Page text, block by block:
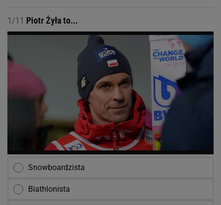
1/11 Piotr Żyła to...
Snowboardzista
Biathlonista